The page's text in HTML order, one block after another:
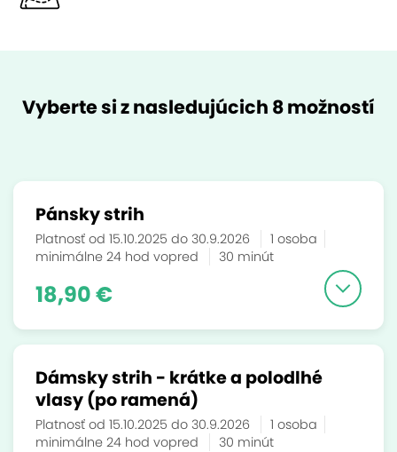
Vyberte si z nasledujúcich 8 možností
Pánsky strih
Platnosť od 15.10.2025 do 30.9.2026
1 osoba
minimálne 24 hod vopred
30 minút
18,90 €
Dámsky strih - krátke a polodlhé
vlasy (po ramená)
Platnosť od 15.10.2025 do 30.9.2026
1 osoba
minimálne 24 hod vopred
30 minút